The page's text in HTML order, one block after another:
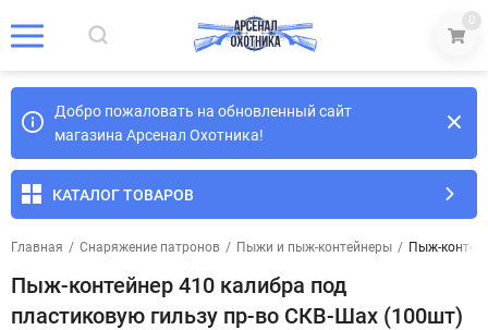
0
Добро пожаловать на обновленный сайт
магазина Арсенал Охотника!
КАТАЛОГ ТОВАРОВ
Главная / Снаряжение патронов / Пыжи и пыж-контейнеры / Пыж-
Пыж-контейнер 410 калибра под
пластиковую гильзу пр-во СКВ-Шах (100шт)